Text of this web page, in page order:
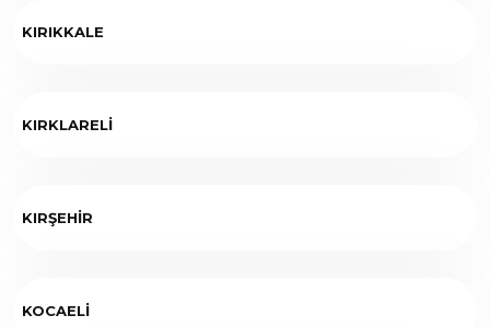
KIRIKKALE
KIRKLARELİ
KIRŞEHİR
KOCAELİ